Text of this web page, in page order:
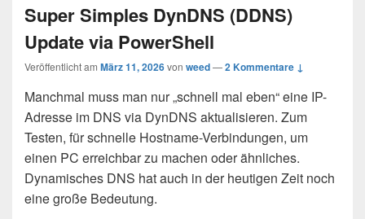
Super Simples DynDNS (DDNS)
Update via PowerShell
Veröffentlicht am März 11, 2026von weed—2 Kommentare ↓
Manchmal muss man nur „schnell mal eben“ eine IP-
Adresse im DNS via DynDNS aktualisieren. Zum
Testen, für schnelle Hostname-Verbindungen, um
einen PC erreichbar zu machen oder ähnliches.
Dynamisches DNS hat auch in der heutigen Zeit noch
eine große Bedeutung.